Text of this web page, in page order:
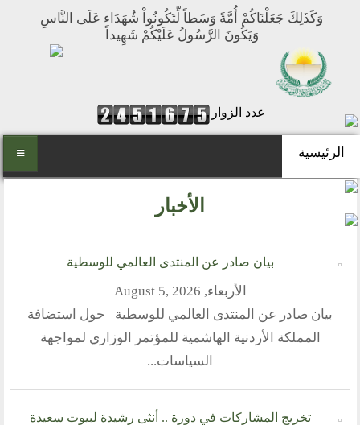
وَكَذَلِكَ جَعَلْنَاكُمْ أُمَّةً وَسَطاً لِّتَكُونُواْ شُهَدَاء عَلَى النَّاسِ
وَيَكُونَ الرَّسُولُ عَلَيْكُمْ شَهِيداً
عدد الزوار
من نحن
تطلعاتنا
مكتبنا الدائم
منتدى الوسطية للفكر و الثقافة
الفكرة و التأسيس
الرئيسية
الأخبار
بيان صادر عن المنتدى العالمي للوسطية
الأربعاء, August 5, 2026
بيان صادر عن المنتدى العالمي للوسطية حول استضافة
المملكة الأردنية الهاشمية للمؤتمر الوزاري لمواجهة
السياسات...
تخريج المشاركات في دورة .. أنثى رشيدة لبيوت سعيدة